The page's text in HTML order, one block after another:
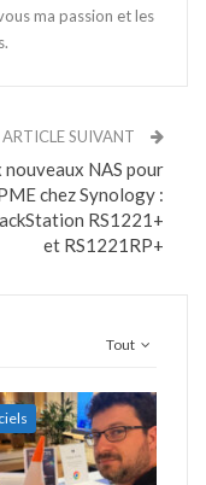
ma passion et les
ARTICLE SUIVANT
nouveaux NAS pour
chez Synology :
RS1221+
et RS1221RP+
Tout